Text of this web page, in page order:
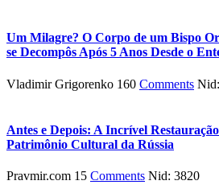
Um Milagre? O Corpo de um Bispo
se Decompôs Após 5 Anos Desde o
Vladimir Grigorenko 160 Comments
Antes e Depois: A Incrível
Patrimônio Cultural da Rússia
Pravmir.com 15 Comments Nid: 3820